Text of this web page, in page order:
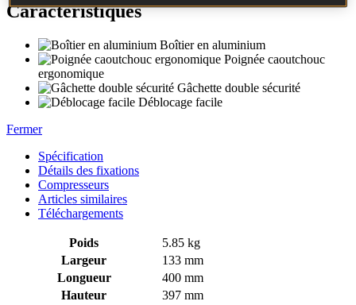
Caractéristiques
Boîtier en aluminium
Poignée caoutchouc
ergonomique
Gâchette double sécurité
Déblocage facile
Fermer
Spécification
Détails des fixations
Compresseurs
Articles similaires
Téléchargements
Poids
5.85 kg
Largeur
133 mm
Longueur
400 mm
Hauteur
397 mm